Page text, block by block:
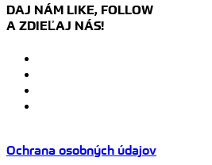
DAJ NÁM LIKE, FOLLOW
A ZDIEĽAJ NÁS!
Ochrana osobných údajov